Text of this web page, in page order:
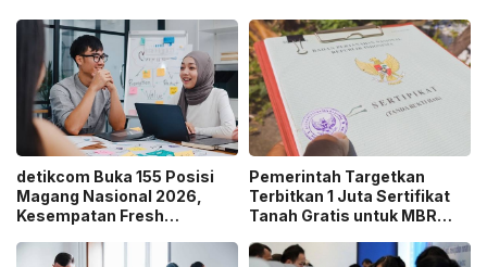
detikcom Buka 155 Posisi
Magang Nasional 2026,
Kesempatan Fresh
Media Digital!
Pemerintah Targetkan
Terbitkan 1 Juta Sertifikat
Tanah Gratis untuk MBR